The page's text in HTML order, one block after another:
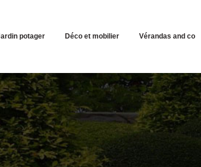
potager Déco et mobilier Vérandas and co